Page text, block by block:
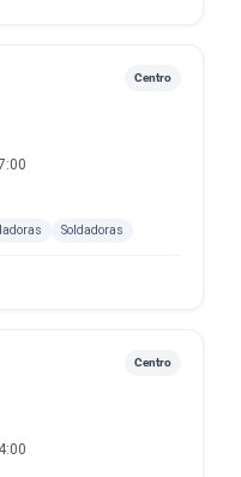
Centro
Soldadoras
Centro